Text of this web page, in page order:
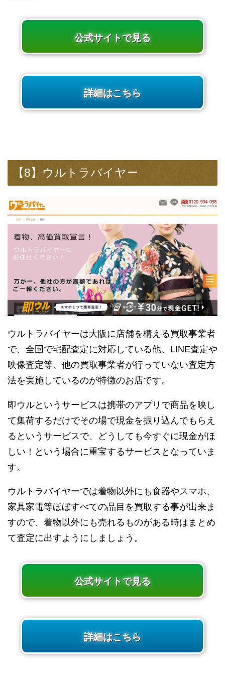
公式サイトで見る
詳細はこちら
【8】ウルトラバイヤー
ウルトラバイヤーは大阪に店舗を構える買取事業者
で、全国で宅配査定に対応している他、LINE査定や
映像査定等、他の買取事業者が行っていない査定方
法を実施しているのが特徴のお店です。
即ウルというサービスは携帯のアプリで商品を映し
て集荷するだけでその場で現金を振り込んでもらえ
るというサービスで、どうしても今すぐに現金がほ
しい！という場合に重宝するサービスとなっていま
す。
ウルトラバイヤーでは着物以外にも食器やスマホ、
家具家電等ほぼすべての品目を買取する事が出来ま
すので、着物以外にも売れるものがある時はまとめ
て査定に出すようにしましょう。
公式サイトで見る
詳細はこちら